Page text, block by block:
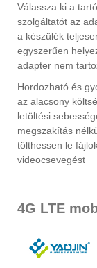
Válassza ki a
szolgáltatót az
a készülék
egyszerűen
adapter nem
Hordozható és
az alacsony
letöltési
megszakítás
tölthessen le
videocsevegést
4G LTE